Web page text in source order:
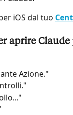
iOS dal tuo
aprire Claude
Azione."